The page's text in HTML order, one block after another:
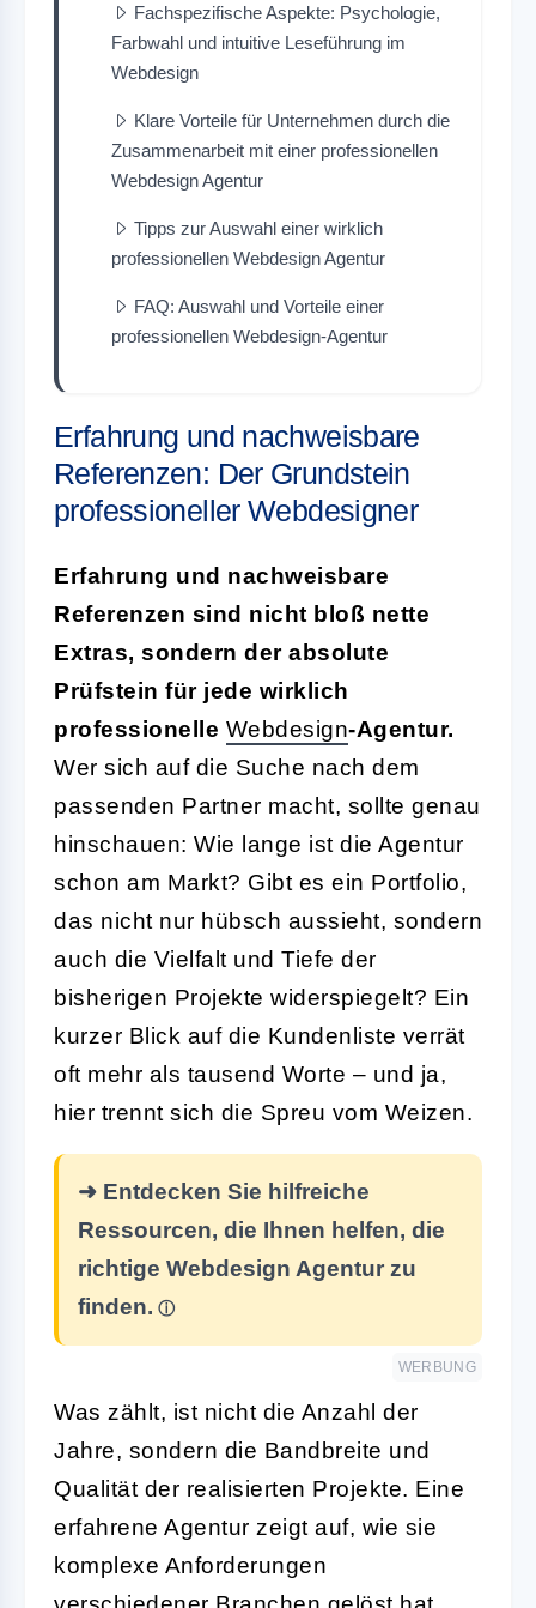
Fachspezifische Aspekte: Psychologie,
Farbwahl und intuitive Leseführung im
Webdesign
Klare Vorteile für Unternehmen durch die
Zusammenarbeit mit einer professionellen
Webdesign Agentur
Tipps zur Auswahl einer wirklich
professionellen Webdesign Agentur
FAQ: Auswahl und Vorteile einer
professionellen Webdesign-Agentur
Erfahrung und nachweisbare
Referenzen: Der Grundstein
professioneller Webdesigner
Erfahrung und nachweisbare
Referenzen sind nicht bloß nette
Extras, sondern der absolute
Prüfstein für jede wirklich
professionelle Webdesign-Agentur.
Wer sich auf die Suche nach dem
passenden Partner macht, sollte genau
hinschauen: Wie lange ist die Agentur
schon am Markt? Gibt es ein Portfolio,
das nicht nur hübsch aussieht, sondern
auch die Vielfalt und Tiefe der
bisherigen Projekte widerspiegelt? Ein
kurzer Blick auf die Kundenliste verrät
oft mehr als tausend Worte – und ja,
hier trennt sich die Spreu vom Weizen.
➜ Entdecken Sie hilfreiche
Ressourcen, die Ihnen helfen, die
richtige Webdesign Agentur zu
finden.
WERBUNG
Was zählt, ist nicht die Anzahl der
Jahre, sondern die Bandbreite und
Qualität der realisierten Projekte. Eine
erfahrene Agentur zeigt auf, wie sie
komplexe Anforderungen